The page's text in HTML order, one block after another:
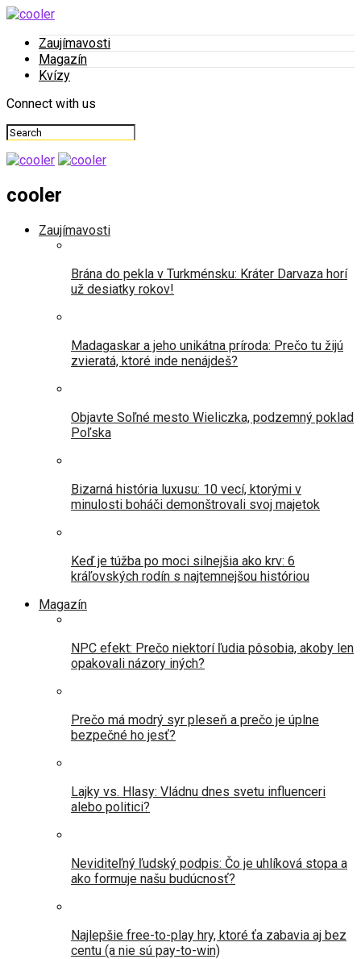
Zaujímavosti
Magazín
Kvízy
Connect with us
cooler
Zaujímavosti
Brána do pekla v Turkménsku: Kráter Darvaza horí
už desiatky rokov!
Madagaskar a jeho unikátna príroda: Prečo tu žijú
zvieratá, ktoré inde nenájdeš?
Objavte Soľné mesto Wieliczka, podzemný poklad
Poľska
Bizarná história luxusu: 10 vecí, ktorými v
minulosti boháči demonštrovali svoj majetok
Keď je túžba po moci silnejšia ako krv: 6
kráľovských rodín s najtemnejšou históriou
Magazín
NPC efekt: Prečo niektorí ľudia pôsobia, akoby len
opakovali názory iných?
Prečo má modrý syr pleseň a prečo je úplne
bezpečné ho jesť?
Lajky vs. Hlasy: Vládnu dnes svetu influenceri
alebo politici?
Neviditeľný ľudský podpis: Čo je uhlíková stopa a
ako formuje našu budúcnosť?
Najlepšie free-to-play hry, ktoré ťa zabavia aj bez
centu (a nie sú pay-to-win)